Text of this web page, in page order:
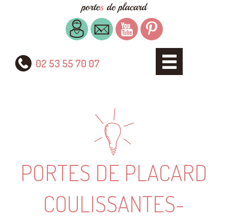
02 53 55 70 07
PORTES DE PLACARD
COULISSANTES-